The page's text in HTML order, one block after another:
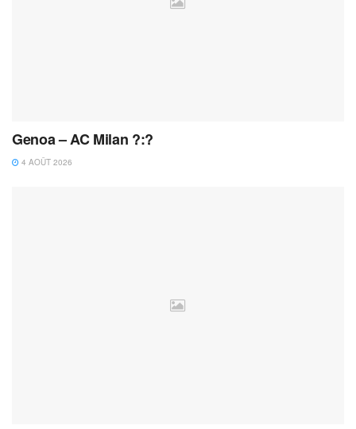
Genoa – AC Milan ?:?
4 AOÛT 2026